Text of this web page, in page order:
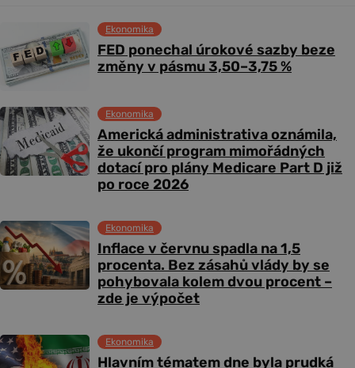
FED ponechal úrokové sazby beze
změny v pásmu 3,50–3,75 %
Ekonomika
Americká administrativa oznámila,
že ukončí program mimořádných
dotací pro plány Medicare Part D již
po roce 2026
Ekonomika
Inflace v červnu spadla na 1,5
procenta. Bez zásahů vlády by se
pohybovala kolem dvou procent –
zde je výpočet
Ekonomika
Hlavním tématem dne byla prudká
Ekonomika